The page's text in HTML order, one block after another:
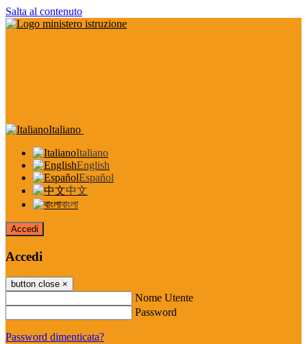
Salta al contenuto
Italiano
Italiano
English
Español
中文
বাংলা
Accedi
Accedi
button close ×
Nome Utente
Password
Password dimenticata?